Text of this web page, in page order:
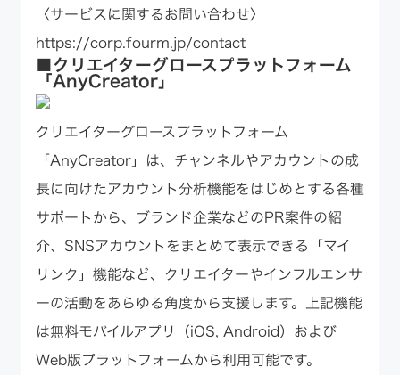
〈サービスに関するお問い合わせ〉
https://corp.fourm.jp/contact
■クリエイターグロースプラットフォーム
「AnyCreator」
クリエイターグロースプラットフォーム
「AnyCreator」は、チャンネルやアカウントの成
長に向けたアカウント分析機能をはじめとする各種
サポートから、ブランド企業などのPR案件の紹
介、SNSアカウントをまとめて表示できる「マイ
リンク」機能など、クリエイターやインフルエンサ
ーの活動をあらゆる角度から支援します。上記機能
は無料モバイルアプリ（iOS, Android）および
Web版プラットフォームから利用可能です。